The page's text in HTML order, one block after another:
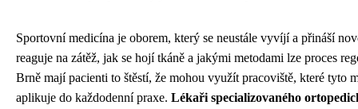
Sportovní medicína je oborem, který se neustále vyvíjí a přináší
reaguje na zátěž, jak se hojí tkáně a jakými metodami lze proces
Brně mají pacienti to štěstí, že mohou využít pracoviště, které tyto
aplikuje do každodenní praxe. Lékaři specializovaného